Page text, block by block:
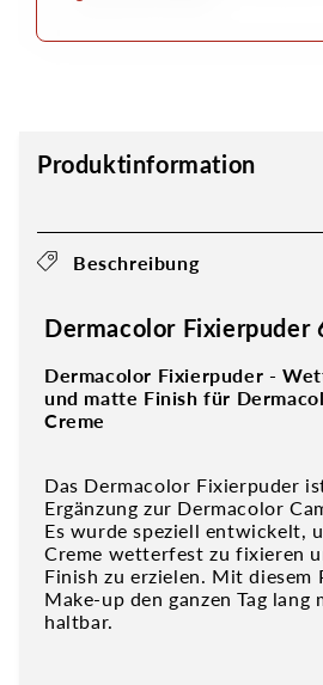
Produktinformation
Beschreibung
Dermacolor Fixierpuder
Dermacolor Fixierpuder -
und matte Finish für
Creme
Das Dermacolor Fixierpuder
Ergänzung zur Dermacolor
Es wurde speziell entwickelt,
Creme wetterfest zu fixieren
Finish zu erzielen. Mit diesem
Make-up den ganzen Tag lang
haltbar.